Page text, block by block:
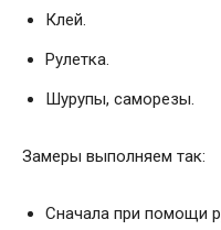
Клей.
Рулетка.
Шурупы, саморезы.
Замеры выполняем так:
Сначала при помощи